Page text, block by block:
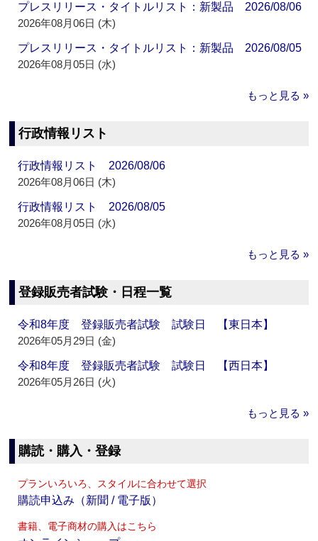
プレスリリース・タイトルリスト：新製品 2026/08/06
2026年08月06日 (木)
プレスリリース・タイトルリスト：新製品 2026/08/05
2026年08月05日 (水)
もっと見る »
行政情報リスト
行政情報リスト 2026/08/06
2026年08月06日 (木)
行政情報リスト 2026/08/05
2026年08月05日 (水)
もっと見る »
登録販売者試験・日程一覧
令和8年度 登録販売者試験 試験日 【東日本】
2026年05月29日 (金)
令和8年度 登録販売者試験 試験日 【西日本】
2026年05月26日 (火)
もっと見る »
購読・購入・登録
プランいろいろ、スタイルに合わせて選択
購読申込み（新聞 / 電子版）
書籍、電子商材の購入はこちら